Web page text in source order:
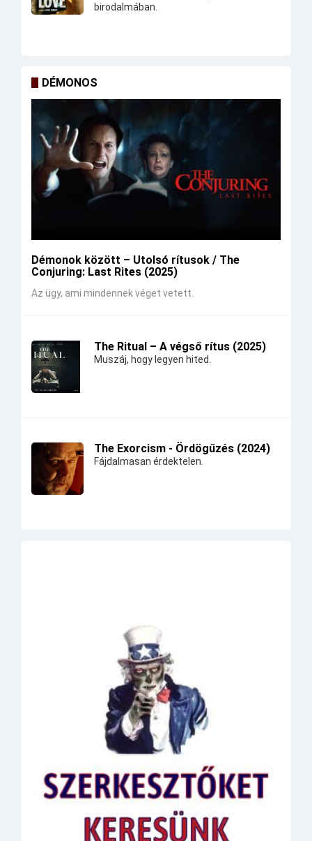
birodalmában.
DÉMONOS
Démonok között – Utolsó rítusok / The
Conjuring: Last Rites (2025)
Az ügy, ami mindennek véget vetett.
The Ritual – A végső rítus (2025)
Muszáj, hogy legyen hited.
The Exorcism - Ördögűzés (2024)
Fájdalmasan érdektelen.